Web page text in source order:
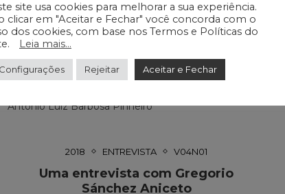
Laserterapia em Cirurgia
Bucomaxilofacial
Antônio Luiz Barbosa Pinheiro
2018 ENTREVISTA V04N01
Uma entrevista com Gregorio
Sánchez Aniceto
site usa cookies para melhorar a sua experiência.
clicar em "Aceitar e Fechar" você concorda com o
dos cookies, com base nos Termos e Políticas do
Leia mais...
Configurações Rejeitar Aceitar e Fechar